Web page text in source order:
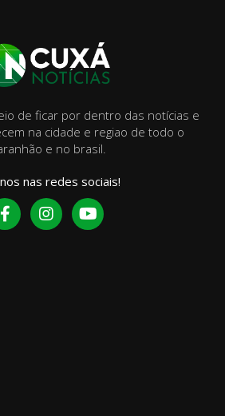
de ficar por dentro das notícias e
na cidade e regiao de todo o
e no brasil.
nas redes sociais!